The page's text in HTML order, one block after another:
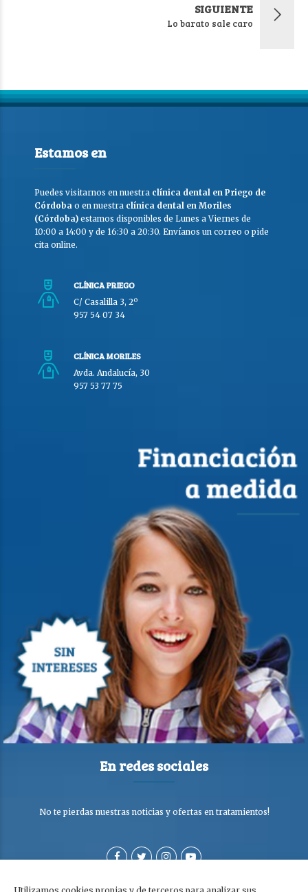
SIGUIENTE
Lo barato sale caro
Estamos en
Puedes visitarnos en nuestra clínica dental en Priego de
Córdoba o en nuestra clínica dental en Moriles
(Córdoba) estamos disponibles de Lunes a Viernes de
10:00 a 14:00 y de 16:30 a 20:30. Envíanos un correo o pide
cita online.
CLÍNICA PRIEGO
C/ Casalilla 3, 2º
957 54 07 34
CLÍNICA MORILES
Avda. Andalucía, 30
957 53 77 75
En redes sociales
No te pierdas nuestras noticias y ofertas en tratamientos!